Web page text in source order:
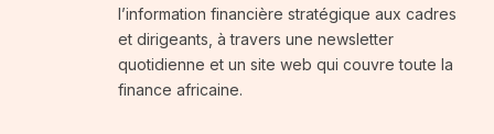
l’information financière stratégique aux cadres
et dirigeants, à travers une newsletter
quotidienne et un site web qui couvre toute la
finance africaine.